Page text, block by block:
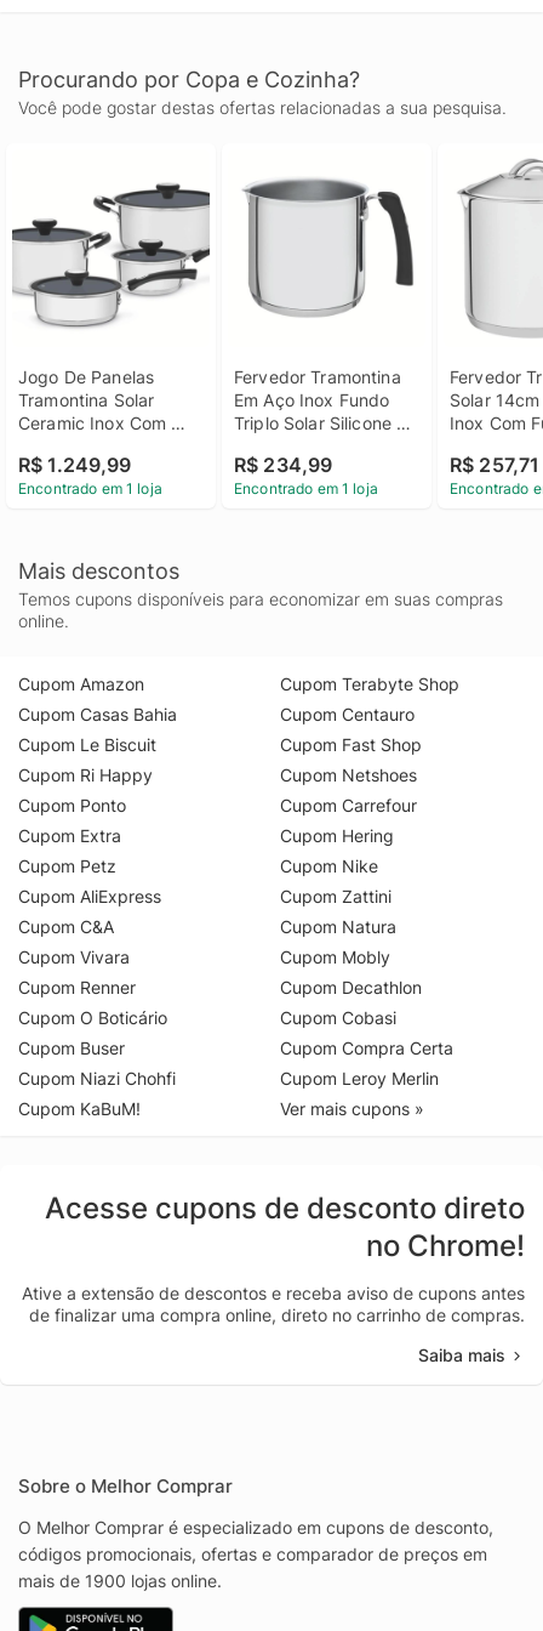
louças. - Pode ser utilizado nos fogões: elétrico, gás, indução e
vitrocerâmico. - Imagem meramente ilustrativa.
Procurando por Copa e Cozinha?
Você pode gostar destas ofertas relacionadas a sua pesquisa.
Jogo De Panelas
Tramontina Solar
Ceramic Inox Com
Cerâmico Grafite 4
Peças
R$ 1.249,99
Encontrado em 1 loja
Fervedor Tramontina
Em Aço Inox Fundo
Triplo Solar Silicone
R$ 234,99
Encontrado em 1 loja
Fervedor
Solar
Inox Com
R$ 257,71
Encontrado
Mais descontos
Temos cupons disponíveis para economizar em suas compras
online.
Cupom Amazon
Cupom Casas Bahia
Cupom Le Biscuit
Cupom Ri Happy
Cupom Ponto
Cupom Extra
Cupom Petz
Cupom AliExpress
Cupom C&A
Cupom Vivara
Cupom Renner
Cupom O Boticário
Cupom Buser
Cupom Niazi Chohfi
Cupom KaBuM!
Cupom Terabyte Shop
Cupom Centauro
Cupom Fast Shop
Cupom Netshoes
Cupom Carrefour
Cupom Hering
Cupom Nike
Cupom Zattini
Cupom Natura
Cupom Mobly
Cupom Decathlon
Cupom Cobasi
Cupom Compra Certa
Cupom Leroy Merlin
Ver mais cupons »
Acesse cupons de desconto direto
no Chrome!
Ative a extensão de descontos e receba aviso de cupons antes
de finalizar uma compra online, direto no carrinho de compras.
Saiba mais
Sobre o Melhor Comprar
O Melhor Comprar é especializado em cupons de desconto,
códigos promocionais, ofertas e comparador de preços em
mais de 1900 lojas online.